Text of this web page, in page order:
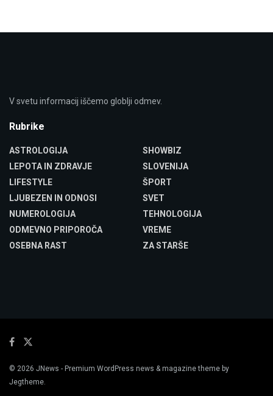
V svetu informacij iščemo globlji odmev.
Rubrike
ASTROLOGIJA
LEPOTA IN ZDRAVJE
LIFESTYLE
LJUBEZEN IN ODNOSI
NUMEROLOGIJA
ODMEVNO PRIPOROČA
OSEBNA RAST
SHOWBIZ
SLOVENIJA
ŠPORT
SVET
TEHNOLOGIJA
VREME
ZA STARŠE
© 2026 JNews - Premium WordPress news & magazine theme by
Jegtheme